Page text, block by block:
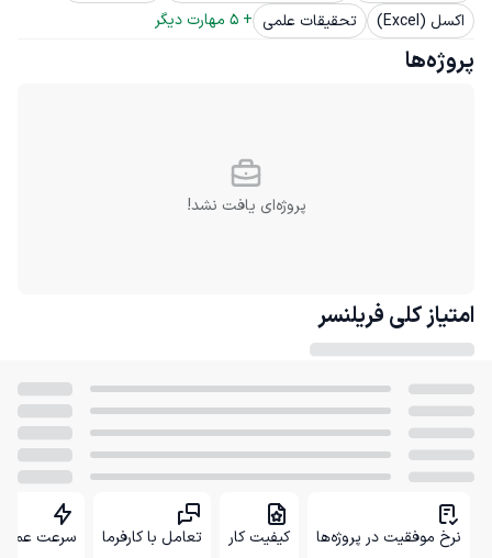
اکسل (Excel)
تحقیقات علمی +
5 مهارت دیگر
پروژه‌ها
پروژه‌ای یافت نشد!
امتیاز کلی فریلنسر
نرخ موفقیت در پروژه‌ها کیفیت کار تعامل با کارفرما سرعت عمل